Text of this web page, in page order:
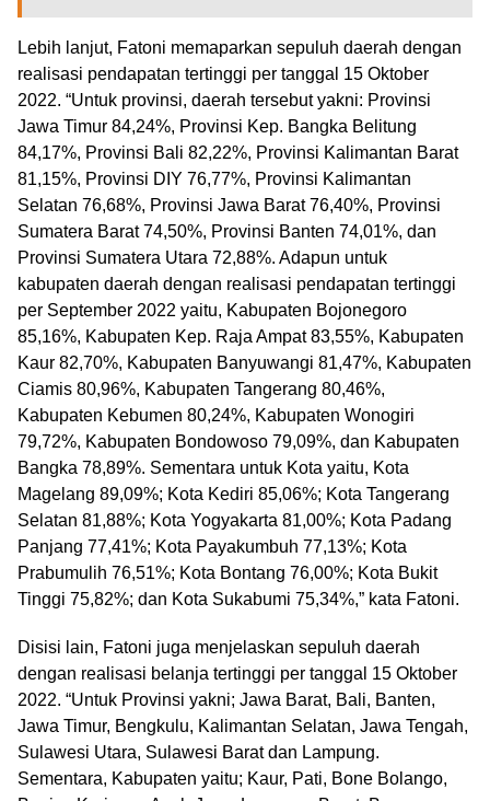
Lebih lanjut, Fatoni memaparkan sepuluh daerah dengan
realisasi pendapatan tertinggi per tanggal 15 Oktober
2022. “Untuk provinsi, daerah tersebut yakni: Provinsi
Jawa Timur 84,24%, Provinsi Kep. Bangka Belitung
84,17%, Provinsi Bali 82,22%, Provinsi Kalimantan Barat
81,15%, Provinsi DIY 76,77%, Provinsi Kalimantan
Selatan 76,68%, Provinsi Jawa Barat 76,40%, Provinsi
Sumatera Barat 74,50%, Provinsi Banten 74,01%, dan
Provinsi Sumatera Utara 72,88%. Adapun untuk
kabupaten daerah dengan realisasi pendapatan tertinggi
per September 2022 yaitu, Kabupaten Bojonegoro
85,16%, Kabupaten Kep. Raja Ampat 83,55%, Kabupaten
Kaur 82,70%, Kabupaten Banyuwangi 81,47%, Kabupaten
Ciamis 80,96%, Kabupaten Tangerang 80,46%,
Kabupaten Kebumen 80,24%, Kabupaten Wonogiri
79,72%, Kabupaten Bondowoso 79,09%, dan Kabupaten
Bangka 78,89%. Sementara untuk Kota yaitu, Kota
Magelang 89,09%; Kota Kediri 85,06%; Kota Tangerang
Selatan 81,88%; Kota Yogyakarta 81,00%; Kota Padang
Panjang 77,41%; Kota Payakumbuh 77,13%; Kota
Prabumulih 76,51%; Kota Bontang 76,00%; Kota Bukit
Tinggi 75,82%; dan Kota Sukabumi 75,34%,” kata Fatoni.
Disisi lain, Fatoni juga menjelaskan sepuluh daerah
dengan realisasi belanja tertinggi per tanggal 15 Oktober
2022. “Untuk Provinsi yakni; Jawa Barat, Bali, Banten,
Jawa Timur, Bengkulu, Kalimantan Selatan, Jawa Tengah,
Sulawesi Utara, Sulawesi Barat dan Lampung.
Sementara, Kabupaten yaitu; Kaur, Pati, Bone Bolango,